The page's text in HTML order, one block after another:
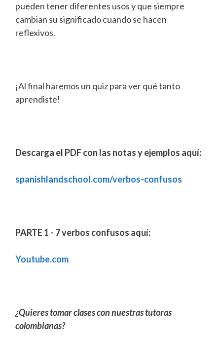
pueden tener diferentes usos y que siempre
cambian su significado cuando se hacen
reflexivos.
¡Al final haremos un quiz para ver qué tanto
aprendiste!
Descarga el PDF con las notas y ejemplos aquí:
spanishlandschool.com/verbos-confusos
PARTE 1 - 7 verbos confusos aquí:
Youtube.com
¿Quieres tomar clases con nuestras tutoras
colombianas?